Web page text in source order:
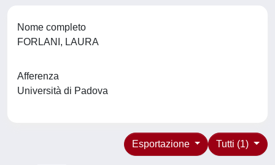
Nome completo
FORLANI, LAURA
Afferenza
Università di Padova
Tutti (1)
Esportazione